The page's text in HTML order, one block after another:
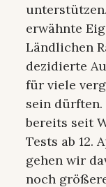
erwähnte
Ländlichen
dezidierte
für viele
sein
bereits seit
Tests ab 12.
gehen wir
noch